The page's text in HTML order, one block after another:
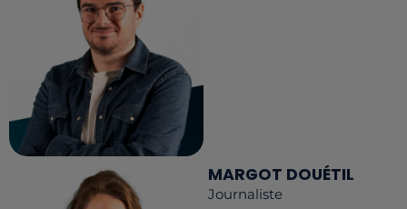
MARGOT DOUÉTIL
Journaliste